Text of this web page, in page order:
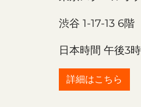
渋谷 1-17-13 6階
日本時間 午後3
詳細はこちら